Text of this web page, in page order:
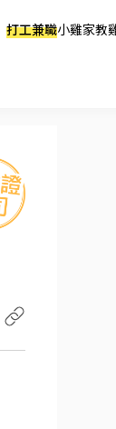
打工兼職小雞家教